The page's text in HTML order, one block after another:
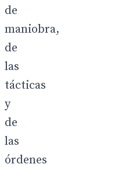
de
maniobra,
de
las
tácticas
y
de
las
órdenes